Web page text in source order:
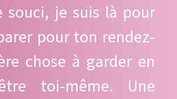
souci, je suis là pour
pour ton rendez-
chose à garder en
toi-même. Une